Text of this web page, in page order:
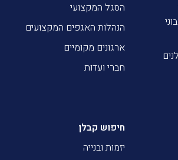
הסגל המקצועי
הנהלות האגפים המקצועים
ארגונים מקומיים
חברי ועדות
חיפוש קבלן
יזמות ובנייה